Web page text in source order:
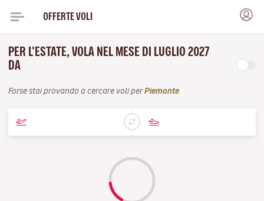
OFFERTE VOLI
PER L'ESTATE, VOLA NEL MESE DI LUGLIO 2027
DA
Forse stai provando a cercare voli perPiemonte